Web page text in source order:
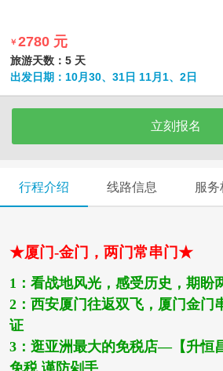
￥ 2780 元
旅游天数：5 天
出发日期：10月30、31日 11月1、2日
立刻报名
行程介绍 线路信息 服
★厦门-金门，两门常串门★
1 ：看战地风光，感受历史，期盼
2 ：西安厦门往返双飞，厦门金门
证
3 ： 逛亚洲最大的免税店—【升恒
免税 谨防剁手